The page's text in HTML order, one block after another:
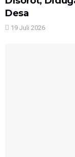
Desa
19 Juli 2026